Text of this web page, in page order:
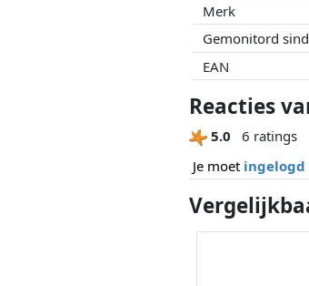
Merk
Gemonitord
EAN
Reacties
5.0
6 ratings
Je moet ingelogd